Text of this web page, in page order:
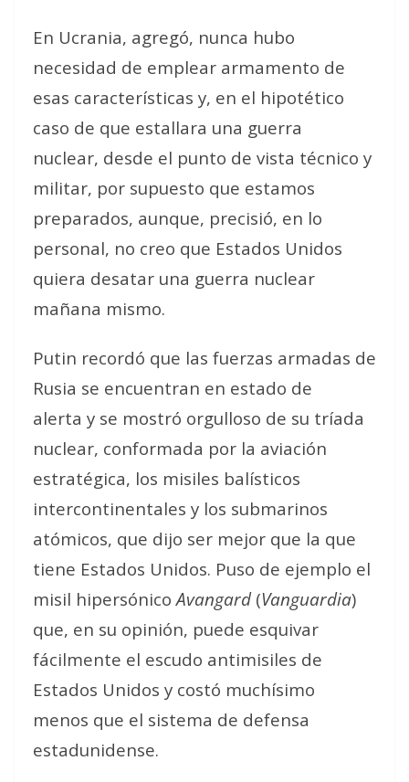
En Ucrania, agregó, nunca hubo
necesidad de emplear armamento de
esas características y, en el hipotético
caso de que estallara una guerra
nuclear, desde el punto de vista técnico y
militar, por supuesto que estamos
preparados, aunque, precisió, en lo
personal, no creo que Estados Unidos
quiera desatar una guerra nuclear
mañana mismo.
Putin recordó que las fuerzas armadas de
Rusia se encuentran en estado de
alerta y se mostró orgulloso de su tríada
nuclear, conformada por la aviación
estratégica, los misiles balísticos
intercontinentales y los submarinos
atómicos, que dijo ser mejor que la que
tiene Estados Unidos. Puso de ejemplo el
misil hipersónicoAvangard(Vanguardia)
que, en su opinión, puede esquivar
fácilmente el escudo antimisiles de
Estados Unidos y costó muchísimo
menos que el sistema de defensa
estadunidense.